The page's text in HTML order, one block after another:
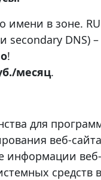
имени в зоне.
secondary DNS)
!
месяц.
для
веб-
информации
средств